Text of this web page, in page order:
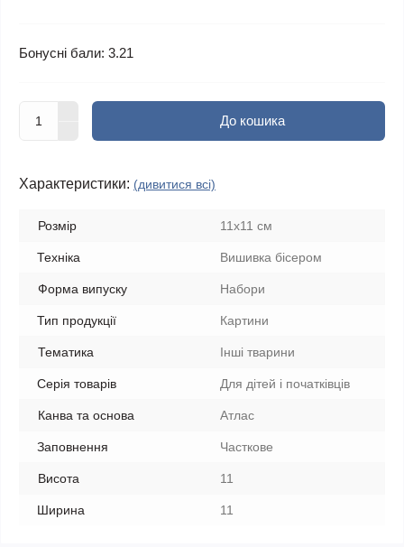
Бонусні бали: 3.21
До кошика
Характеристики: (дивитися всі)
Розмір 11х11 см
Техніка Вишивка бісером
Форма випуску Набори
Тип продукції Картини
Тематика Інші тварини
Серія товарів Для дітей і початківців
Канва та основа Атлас
Заповнення Часткове
Висота 11
Ширина 11